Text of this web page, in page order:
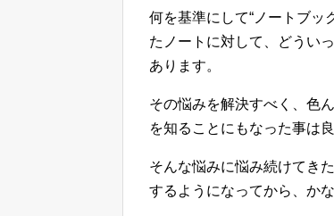
何を基準にして“ノートブッ
たノートに対して、どうい
あります。
その悩みを解決すべく、色
を知ることにもなった事は
そんな悩みに悩み続けてき
するようになってから、か